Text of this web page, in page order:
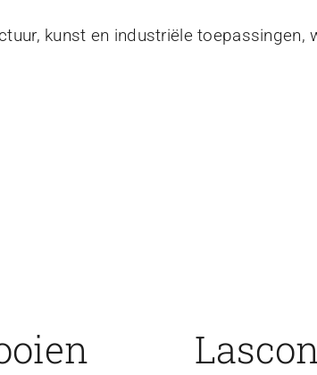
kunst en industriële toepassingen,